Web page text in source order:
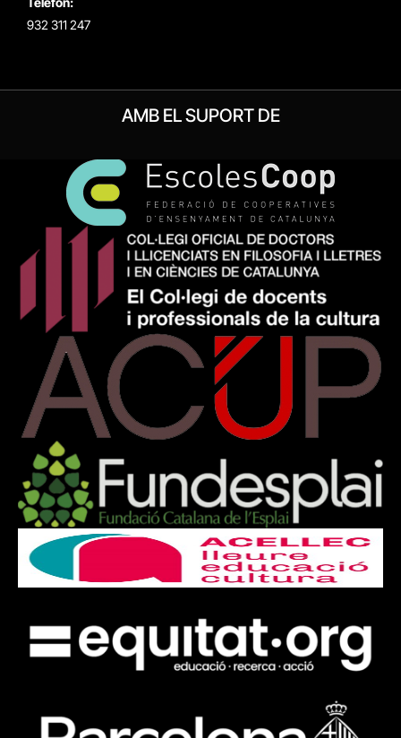
932 311 247
AMB EL SUPORT DE